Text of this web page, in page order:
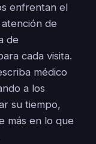
enfrentan el
de
de
cada visita.
médico
a los
su tiempo,
más en lo que